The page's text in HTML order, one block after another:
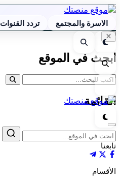
الاسرة والمجتمع تردد القنوات
الوضع
بحث
بحث
الوضع
إغلاق
ابحث في الموقع
القائمة
إغلاق
بحث
تابعنا
الأقسام